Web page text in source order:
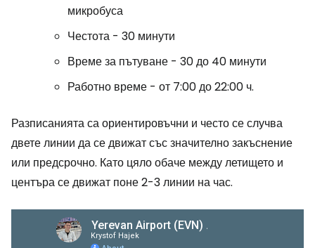
микробуса
Честота - 30 минути
Време за пътуване - 30 до 40 минути
Работно време - от 7:00 до 22:00 ч.
Разписанията са ориентировъчни и често се случва
двете линии да се движат със значително закъснение
или предсрочно. Като цяло обаче между летището и
центъра се движат поне 2-3 линии на час.